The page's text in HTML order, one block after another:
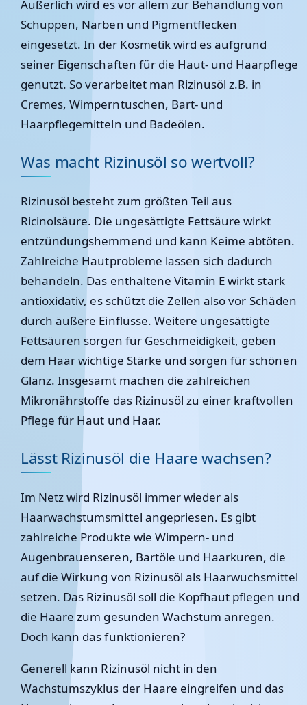
Äußerlich wird es vor allem zur Behandlung von
Schuppen, Narben und Pigmentflecken
eingesetzt. In der Kosmetik wird es aufgrund
seiner Eigenschaften für die Haut- und Haarpflege
genutzt. So verarbeitet man Rizinusöl z.B. in
Cremes, Wimperntuschen, Bart- und
Haarpflegemitteln und Badeölen.
Was macht Rizinusöl so wertvoll?
Rizinusöl besteht zum größten Teil aus
Ricinolsäure. Die ungesättigte Fettsäure wirkt
entzündungshemmend und kann Keime abtöten.
Zahlreiche Hautprobleme lassen sich dadurch
behandeln. Das enthaltene Vitamin Ewirkt stark
antioxidativ, es schützt die Zellen also vor Schäden
durch äußere Einflüsse. Weitere ungesättigte
Fettsäuren sorgen für Geschmeidigkeit, geben
dem Haar wichtige Stärke und sorgen für schönen
Glanz. Insgesamt machen die zahlreichen
Mikronährstoffe das Rizinusöl zu einer kraftvollen
Pflege für Haut und Haar.
Lässt Rizinusöl die Haare wachsen?
Im Netz wird Rizinusöl immer wieder als
Haarwachstumsmittel angepriesen. Es gibt
zahlreiche Produkte wie Wimpern- und
Augenbrauenseren, Bartöle und Haarkuren, die
auf die Wirkung von Rizinusöl als Haarwuchsmittel
setzen. Das Rizinusöl soll die Kopfhaut pflegen und
die Haare zum gesunden Wachstum anregen.
Doch kann das funktionieren?
Generell kann Rizinusöl nicht in den
Wachstumszyklus der Haare eingreifen und das